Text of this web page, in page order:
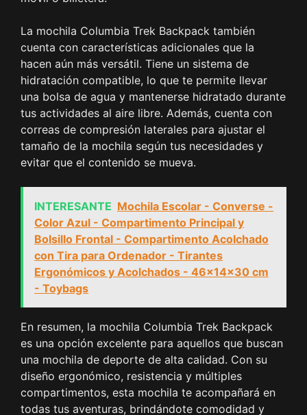
La mochila Columbia Trek Backpack también
cuenta con características adicionales que la
hacen aún más versátil. Tiene un sistema de
hidratación compatible, lo que te permite llevar
una bolsa de agua y mantenerse hidratado durante
tus actividades al aire libre. Además, cuenta con
correas de compresión laterales para ajustar el
tamaño de la mochila según tus necesidades y
evitar que el contenido se mueva.
INTERESANTE Mochila Escolar - Converse -
Color Azul - Compartimento Principal y
Bolsillo Frontal - Compartimento Acolchado
con Tira para Ordenador - Tirantes
Ergonómicos y Acolchados - 46x14x30 cm
- Toybags
En resumen, la mochila Columbia Trek Backpack
es una opción excelente para aquellos que buscan
una mochila de deporte de alta calidad. Con su
diseño ergonómico, resistencia y múltiples
compartimentos, esta mochila te acompañará en
todas tus aventuras, brindándote comodidad y